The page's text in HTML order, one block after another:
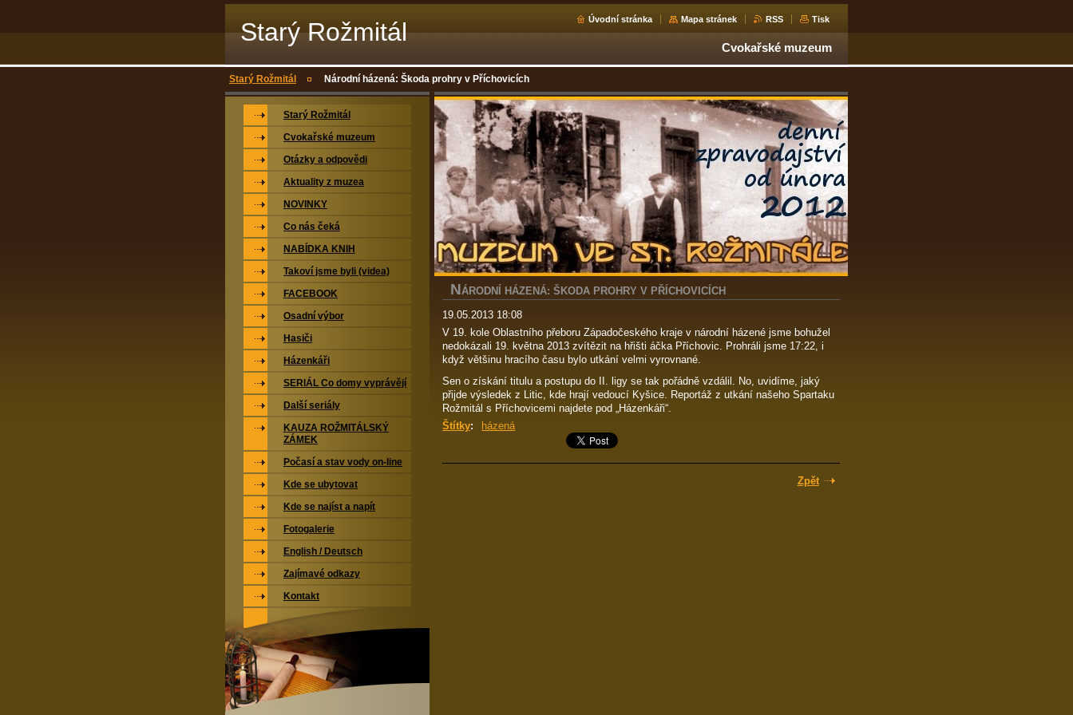
Starý Rožmitál Úvodní stránka Mapa stránek RSS Tisk
Cvokařské muzeum
Starý Rožmitál Národní házená: Škoda prohry v Příchovicích
NÁRODNÍ HÁZENÁ: ŠKODA PROHRY V PŘÍCHOVICÍCH
19.05.2013 18:08
V 19. kole Oblastního přeboru Západočeského kraje v národní házené jsme bohužel
nedokázali 19. května 2013 zvítězit na hřišti áčka Příchovic. Prohráli jsme 17:22, i
když většinu hracího času bylo utkání velmi vyrovnané.
Sen o získání titulu a postupu do II. ligy se tak pořádně vzdálil. No, uvidíme, jaký
přijde výsledek z Litic, kde hrají vedoucí Kyšice. Reportáž z utkání našeho Spartaku
Rožmitál s Příchovicemi najdete pod „Házenkáři“.
Štítky: házená
Zpět
Starý Rožmitál
Cvokařské muzeum
Otázky a odpovědi
Aktuality z muzea
NOVINKY
Co nás čeká
NABÍDKA KNIH
Takoví jsme byli (videa)
FACEBOOK
Osadní výbor
Hasiči
Házenkáři
SERIÁL Co domy vyprávějí
Další seriály
KAUZA ROŽMITÁLSKÝ
ZÁMEK
Počasí a stav vody on-line
Kde se ubytovat
Kde se najíst a napít
Fotogalerie
English / Deutsch
Zajímavé odkazy
Kontakt